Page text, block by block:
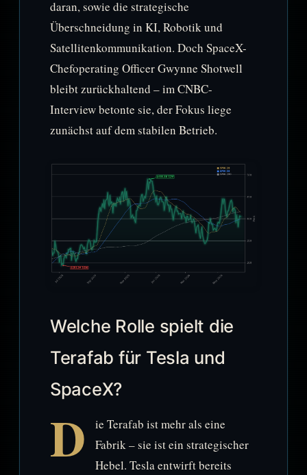
daran, sowie die strategische
Überschneidung in KI, Robotik und
Satellitenkommunikation. Doch SpaceX-
Chefoperating Officer Gwynne Shotwell
bleibt zurückhaltend – im CNBC-
Interview betonte sie, der Fokus liege
zunächst auf dem stabilen Betrieb.
Welche Rolle spielt die
Terafab für Tesla und
SpaceX?
D
ie Terafab ist mehr als eine
Fabrik – sie ist ein strategischer
Hebel. Tesla entwirft bereits